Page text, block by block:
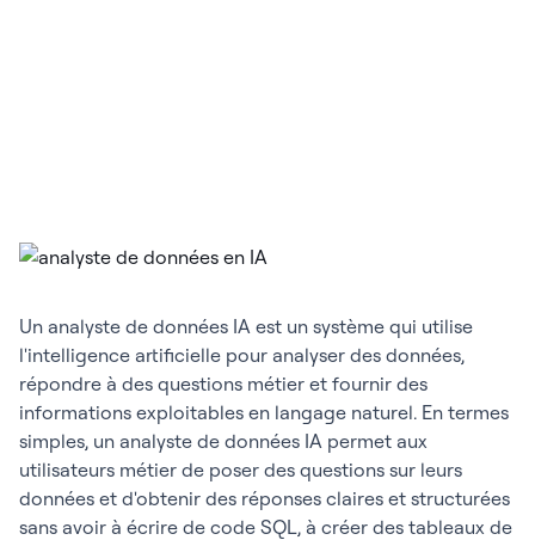
Un analyste de données IA est un système qui utilise
l'intelligence artificielle pour analyser des données,
répondre à des questions métier et fournir des
informations exploitables en langage naturel. En termes
simples, un analyste de données IA permet aux
utilisateurs métier de poser des questions sur leurs
données et d'obtenir des réponses claires et structurées
sans avoir à écrire de code SQL, à créer des tableaux de